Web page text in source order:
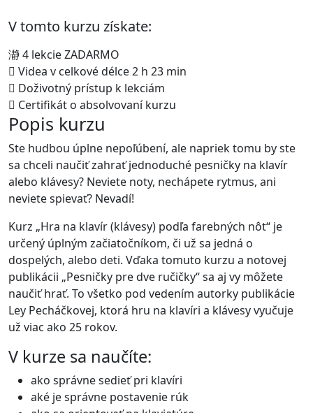
V tomto kurzu získate:
4 lekcie ZADARMO
Videa v celkové délce 2 h 23 min
Doživotný prístup k lekciám
Certifikát o absolvovaní kurzu
Popis kurzu
Ste hudbou úplne nepoľúbení, ale napriek tomu by ste
sa chceli naučiť zahrať jednoduché pesničky na klavír
alebo klávesy? Neviete noty, nechápete rytmus, ani
neviete spievať? Nevadí!
Kurz „Hra na klavír (klávesy) podľa farebných nôt“ je
určený úplným začiatočníkom, či už sa jedná o
dospelých, alebo deti. Vďaka tomuto kurzu a notovej
publikácii „Pesničky pre dve ručičky“ sa aj vy môžete
naučiť hrať. To všetko pod vedením autorky publikácie
Ley Pecháčkovej, ktorá hru na klavíri a klávesy vyučuje
už viac ako 25 rokov.
V kurze sa naučíte:
ako správne sedieť pri klavíri
aké je správne postavenie rúk